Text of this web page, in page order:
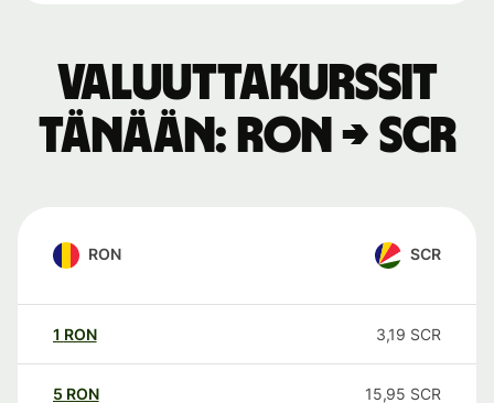
Valuuttakurssit
tänään: RON → SCR
RON SCR
1 RON 3,19 SCR
5 RON 15,95 SCR